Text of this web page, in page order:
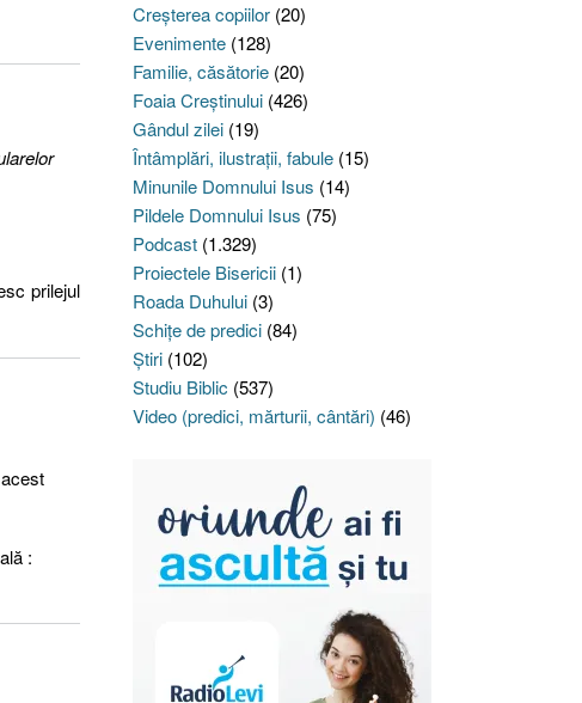
prilejul
:
Creşterea copiilor(20)
Evenimente(128)
Familie, căsătorie(20)
Foaia Creştinului(426)
Gândul zilei(19)
Întâmplări, ilustraţii, fabule(15)
Minunile Domnului Isus (14)
Pildele Domnului Isus (75)
Podcast(1.329)
Proiectele Bisericii(1)
Roada Duhului(3)
Schiţe de predici(84)
Ştiri(102)
Studiu Biblic (537)
Video (predici, mărturii, cântări) (46)